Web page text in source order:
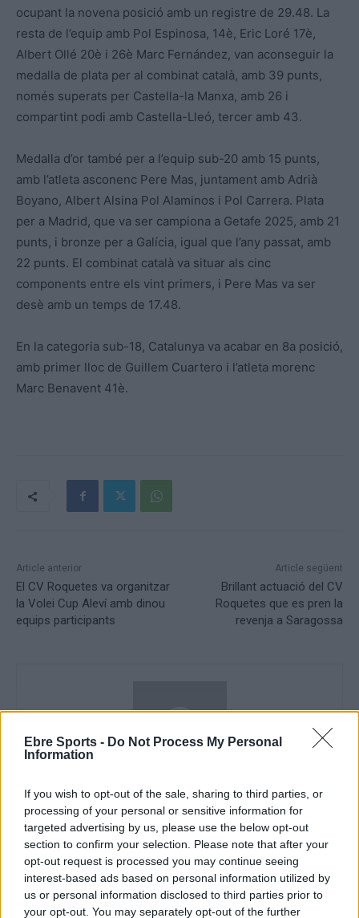
Ebre Sports - Do Not Process My Personal
Information
If you wish to opt-out of the sale, sharing to third parties, or
processing of your personal or sensitive information for
targeted advertising by us, please use the below opt-out
section to confirm your selection. Please note that after your
opt-out request is processed you may continue seeing
interest-based ads based on personal information utilized by
us or personal information disclosed to third parties prior to
your opt-out. You may separately opt-out of the further
ocupant la novena posició amb un registre de 29.48. La
resta de l’equip amb Pol Espinosa, 14è, Eric Loré 17è,
Albert Ollé 20è i 26è Marc Fernández, van aconseguir la
medalla de plata per al combinat català, amb 39 punts,
només superats per Castella-la Manxa, amb 26 i
compartint podi amb Castella-Lleó, tercer amb 43.
Medalla d’or també per a l’equip sub-20 amb 15 punts,
amb l’atleta asconenc Pere Mas, juntament amb Adrià
Boyano, Albert Alsina Pol Alaminos i Pol Carrera. Plata
per a Madrid, que va ser campiona a Getafe 2025, amb 21
punts, i bronze per a Galícia, igual que l’any passat, amb
22 punts. El combinat català va situar als cinc
components entre els vint primers, i Pere Mas va ser
desè amb un temps de 17.48.
En la categoria sub-18, Catalunya va acabar en 8a posició,
amb primer lloc de Guillem Cuartero i l’atleta morenc
Marc Benavent 41è.
Article anterior
El CV Roquetes va organitzar
la Volei Cup Aleví amb dinou
equips participants
Article següent
Brillant actuació del CV
Roquetes que es pren la
revenja a Saragossa
Redacció
http://ebresports.cat
ARTICLES RELACIONATS